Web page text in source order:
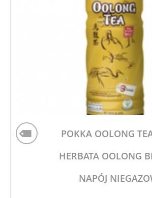
POKKA OOLONG
HERBATA OOLONG
NAPÓJ